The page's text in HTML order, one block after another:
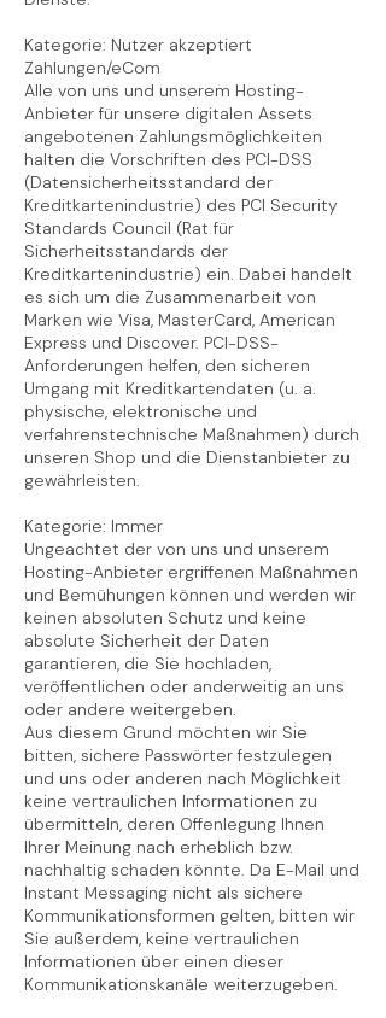
Kategorie: Nutzer akzeptiert
Zahlungen/eCom
Alle von uns und unserem Hosting-
Anbieter für unsere digitalen Assets
angebotenen Zahlungsmöglichkeiten
halten die Vorschriften des PCI-DSS
(Datensicherheitsstandard der
Kreditkartenindustrie) des PCI Security
Standards Council (Rat für
Sicherheitsstandards der
Kreditkartenindustrie) ein. Dabei handelt
es sich um die Zusammenarbeit von
Marken wie Visa, MasterCard, American
Express und Discover. PCI-DSS-
Anforderungen helfen, den sicheren
Umgang mit Kreditkartendaten (u. a.
physische, elektronische und
verfahrenstechnische Maßnahmen) durch
unseren Shop und die Dienstanbieter zu
gewährleisten.
Kategorie: Immer
Ungeachtet der von uns und unserem
Hosting-Anbieter ergriffenen Maßnahmen
und Bemühungen können und werden wir
keinen absoluten Schutz und keine
absolute Sicherheit der Daten
garantieren, die Sie hochladen,
veröffentlichen oder anderweitig an uns
oder andere weitergeben.
Aus diesem Grund möchten wir Sie
bitten, sichere Passwörter festzulegen
und uns oder anderen nach Möglichkeit
keine vertraulichen Informationen zu
übermitteln, deren Offenlegung Ihnen
Ihrer Meinung nach erheblich bzw.
nachhaltig schaden könnte. Da E-Mail und
Instant Messaging nicht als sichere
Kommunikationsformen gelten, bitten wir
Sie außerdem, keine vertraulichen
Informationen über einen dieser
Kommunikationskanäle weiterzugeben.